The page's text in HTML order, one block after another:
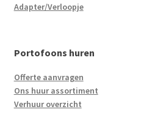
Adapter/Verloopje
Portofoons huren
Offerte aanvragen
Ons huur assortiment
Verhuur overzicht